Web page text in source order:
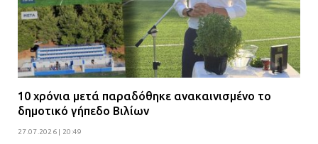
10 χρόνια μετά παραδόθηκε ανακαινισμένο το
δημοτικό γήπεδο Βιλίων
27.07.2026 | 20:49